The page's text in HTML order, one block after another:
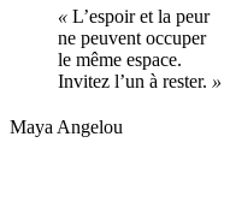
« L’espoir et la peur
ne peuvent occuper
le même espace.
Invitez l’un à rester. »
Maya Angelou